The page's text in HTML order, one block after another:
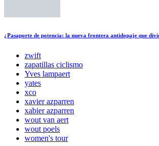
¿Pasaporte de potencia: la nueva frontera antidopaje que
zwift
zapatillas ciclismo
Yves lampaert
yates
xco
xavier azparren
xabier azparren
wout van aert
wout poels
women's tour